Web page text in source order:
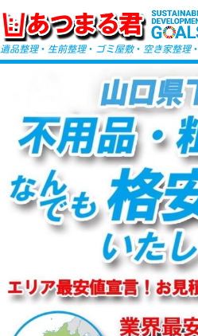
-->
遺品整理・ 生前整理・ ゴミ屋敷・ 空き家整理・